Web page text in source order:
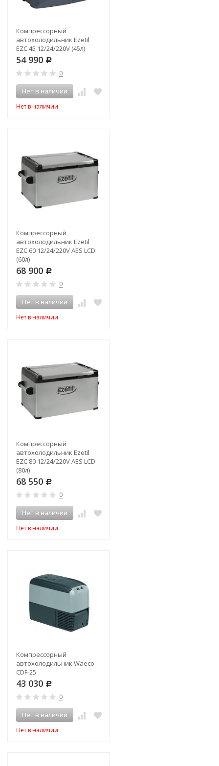
Компрессорный
автохолодильник Ezetil
EZC 45 12/24/220V (45л)
54 990 Р
0
Нет в наличии
Нет в наличии
Компрессорный
автохолодильник Ezetil
EZC 60 12/24/220V AES LCD
(60л)
68 900 Р
0
Нет в наличии
Нет в наличии
Компрессорный
автохолодильник Ezetil
EZC 80 12/24/220V AES LCD
(80л)
68 550 Р
0
Нет в наличии
Нет в наличии
Компрессорный
автохолодильник Waeco
CDF-25
43 030 Р
0
Нет в наличии
Нет в наличии